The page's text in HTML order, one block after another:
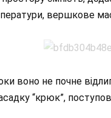
вершкове
воно не почне
“крюк”,